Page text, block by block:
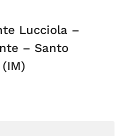
Lucciola –
– Santo